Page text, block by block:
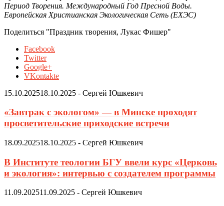
Период Творения. Международный Год Пресной Воды.
Европейская Христианская Экологическая Сеть (ЕХЭС)
Поделиться "Праздник творения, Лукас Фишер"
Facebook
Twitter
Google+
VKontakte
15.10.202518.10.2025 - Сергей Юшкевич
«Завтрак с экологом» — в Минске проходят
просветительские приходские встречи
18.09.202518.10.2025 - Сергей Юшкевич
В Институте теологии БГУ ввели курс «Церковь
и экология»: интервью с создателем программы
11.09.202511.09.2025 - Сергей Юшкевич